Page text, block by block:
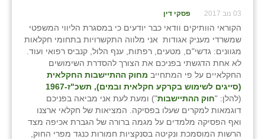
03 נוב 2017 פסקי דין
הקוראי הוותיקים וודאי כבר יודעים כי במסגרת הליווי המשפטי
שמשרדי מעניק אגודות אני מלווה התקשרויות בתחומי חקלאות
מגוונים: גדשי"ם, מטעים, רפתות, ענף הלול, קנביס רפואי ועוד.
לא אחת הדגשתי בפניכם את הצורך להסדרת השימושים
החקלאיים על פי המתחייב מחוק ההתיישבות החקלאית
(סייגים לשימוש בקרקע חקלאית ובמים), תשכ"ז-1967
(להלן: "חוק ההתיישבות") ומעת לעת אני מביאה בפניכם
דוגמאות למקרים שעלו בפסיקה. המציאות של חקלאי ארצנו
ואף הפסיקה מלמדים על מגמה ברורה של הגברת אכיפה מצד
הרשות המוסמכת ונקיטה בסנקציות חמורות כנגד מפרי החוק,